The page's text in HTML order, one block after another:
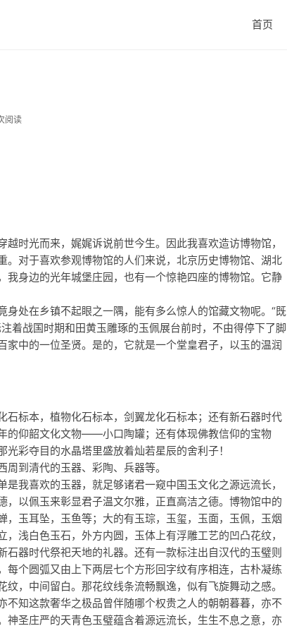
首页
阅读
时光而来，娓娓诉说前世今生。因此我喜欢造访博物馆，
对于喜欢参观博物馆的人们来说，北京历史博物馆、湖北
身边的光年城堡庄园，也有一个惊艳四座的博物馆。它静
处在乡镇不起眼之一隅，能有多么惊人的馆藏文物呢。“既
着战国时期和田黄玉雕琢的玉佩展台前时，不由得停下了脚
中的一位圣贤。是的，它就是一个堂皇君子，以玉的温润
标本，植物化石标本，剑翼龙化石标本；还有新石器时代
的仰韶文化文物——小口陶罐；还有体现佛教信仰的宝物
彩夺目的水晶塔里盛放着灿若星辰的舍利子！
到清代的玉器、彩陶、兵器等。
我喜欢的玉器，就足够诸君一窥中国玉文化之源远流长，
以佩玉来彰显君子温文尔雅，正直高洁之德。博物馆中的
玉耳坠，玉鱼等；大的有玉琮，玉玺，玉面，玉佩，玉烟
浅白色玉石，外方内圆，玉体上有浮雕工艺的凹凸花纹，
器时代祭祀天地的礼器。还有一款标注出自汉代的玉璧则
个圆弧又由上下两层七个方形回字纹有序相连，古朴凝练
，中间留白。那花纹线条流畅飘逸，似有飞旋舞动之感。
不知这款奢华之极品曾伴随哪个权贵之人的朝朝暮暮，亦不
圣庄严的天青色玉璧蕴含着源远流长，生生不息之意，亦